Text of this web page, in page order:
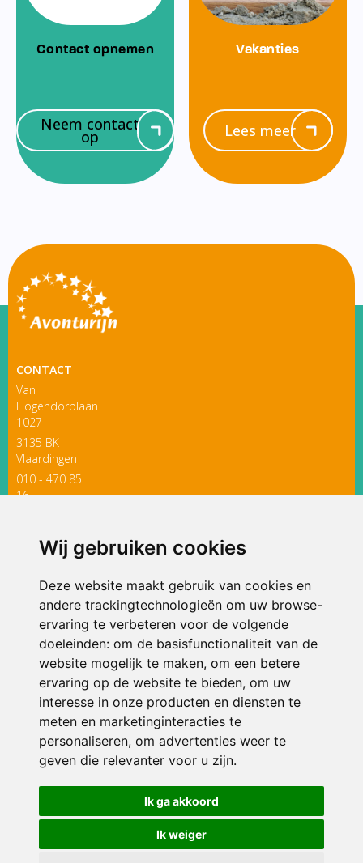
Wij gebruiken cookies
Deze website maakt gebruik van cookies en
andere trackingtechnologieën om uw browse-
ervaring te verbeteren voor de volgende
doeleinden: om de basisfunctionaliteit van de
website mogelijk te maken, om een betere
ervaring op de website te bieden, om uw
interesse in onze producten en diensten te
meten en marketinginteracties te
personaliseren, om advertenties weer te
geven die relevanter voor u zijn.
Ik ga akkoord
Ik weiger
Contact opnemen
Neem contact
op
Vakanties
Lees meer
CONTACT
Van
Hogendorplaan
1027
3135 BK
Vlaardingen
010 - 470 85
16
ONDERDEEL VAN
© 2026 Avonturijn | Alle rechten voorbehouden
Privacy policy|Disclaimer| Klachtenregeling|RSIN en Anbi
voorkeuren
Crealisatie The MindOffice